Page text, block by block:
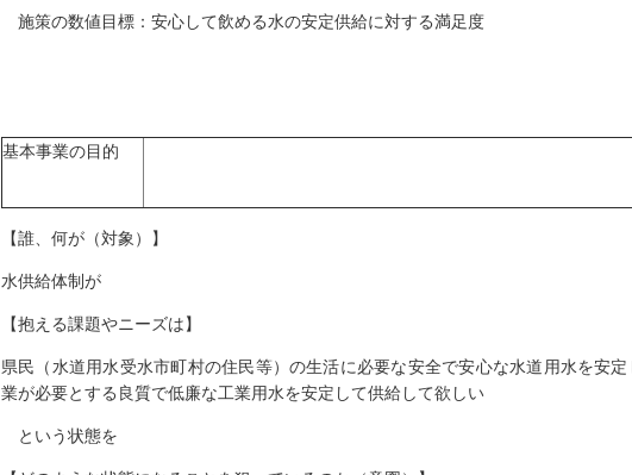
施策の数値目標：安心して飲める水の安定供給に対する満足度
基本事業の目的
【誰、何が（対象）】
水供給体制が
【抱える課題やニーズは】
県民（水道用水受水市町村の住民等）の生活に必要な安全で安心な水道用水を安
業が必要とする良質で低廉な工業用水を安定して供給して欲しい
という状態を